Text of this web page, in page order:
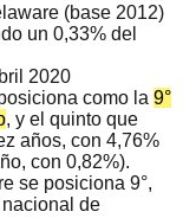
(base 2012)
un 0,33% del
2020
como la 9°
, y el quinto que
años, con 4,76%
con 0,82%).
se posiciona 9°,
de